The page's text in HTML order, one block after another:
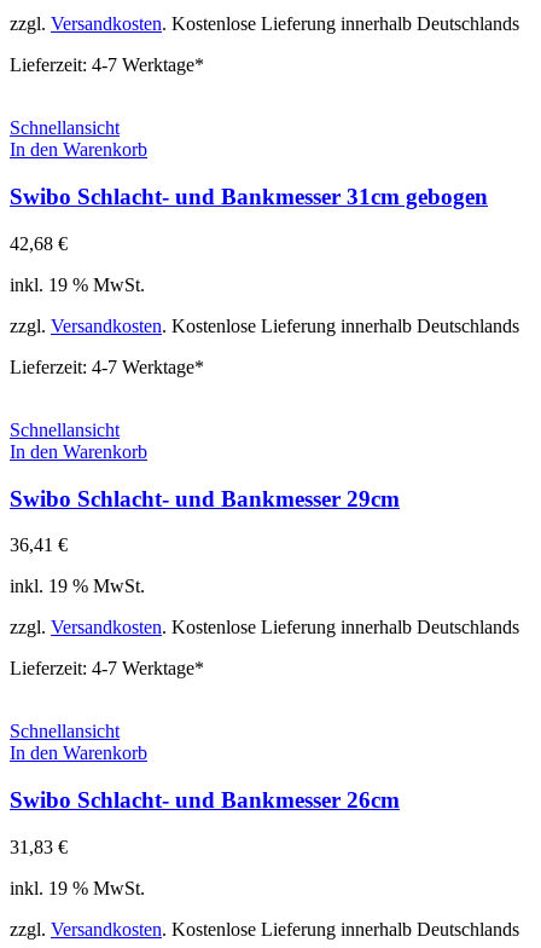
zzgl. Versandkosten. Kostenlose Lieferung innerhalb Deutschlands
Lieferzeit: 4-7 Werktage*
Schnellansicht
In den Warenkorb
Swibo Schlacht- und Bankmesser 31cm gebogen
42,68 €
inkl. 19 % MwSt.
zzgl. Versandkosten. Kostenlose Lieferung innerhalb Deutschlands
Lieferzeit: 4-7 Werktage*
Schnellansicht
In den Warenkorb
Swibo Schlacht- und Bankmesser 29cm
36,41 €
inkl. 19 % MwSt.
zzgl. Versandkosten. Kostenlose Lieferung innerhalb Deutschlands
Lieferzeit: 4-7 Werktage*
Schnellansicht
In den Warenkorb
Swibo Schlacht- und Bankmesser 26cm
31,83 €
inkl. 19 % MwSt.
zzgl. Versandkosten. Kostenlose Lieferung innerhalb Deutschlands